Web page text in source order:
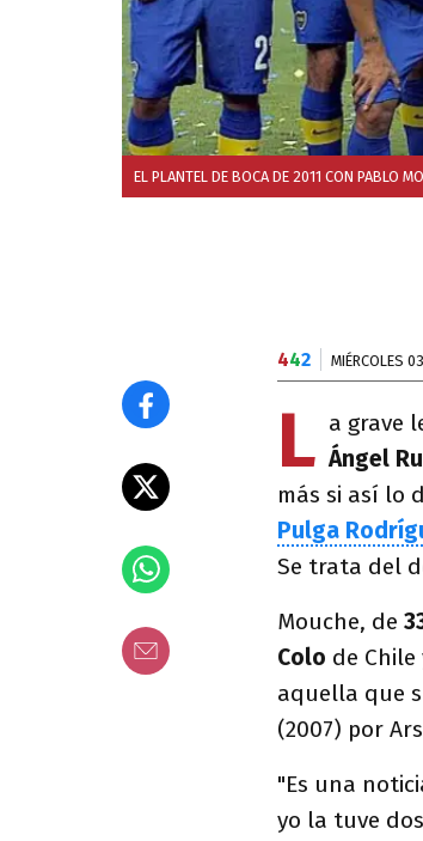
EL PLANTEL DE BOCA DE 2011 CON PABLO
442 MIÉRCOLES
L a grave
Ángel
más si así lo
Pulga
Se trata del
Mouche, de
Colo de
aquella que
(2007) por
"Es una
yo la tuve